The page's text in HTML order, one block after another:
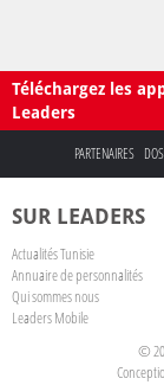
Téléchargez les
Leaders
PARTENAIRES
SUR LEADERS
Actualités Tunisie
Annuaire de personnalités
Qui sommes nous
Leaders Mobile
©